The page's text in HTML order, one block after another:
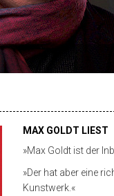
MAX GOLDT LIEST
»Max Goldt ist der
»Der hat aber eine
Kunstwerk.«